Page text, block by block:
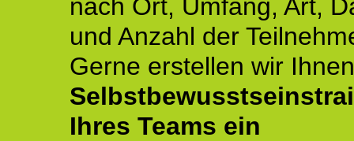
nach Ort, Umfang, Art,
und Anzahl der
Gerne erstellen wir
Ihres Teams ein